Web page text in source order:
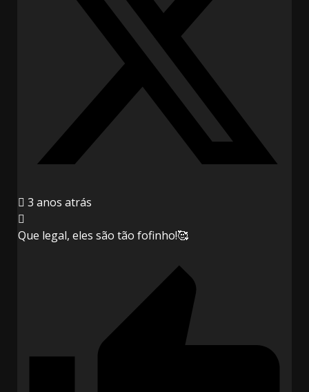
3 anos atrás
Que legal, eles são tão fofinho!🥰